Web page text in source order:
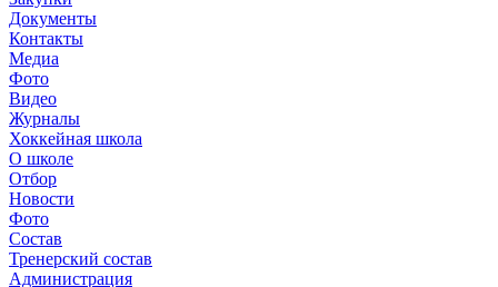
Документы
Контакты
Медиа
Фото
Видео
Журналы
Хоккейная школа
О школе
Отбор
Новости
Фото
Состав
Тренерский состав
Администрация